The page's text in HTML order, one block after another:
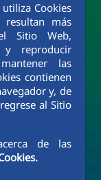
utiliza Cookies
resultan más
Sitio Web,
y reproducir
las
contienen
y, de
al Sitio
de las
Industrial